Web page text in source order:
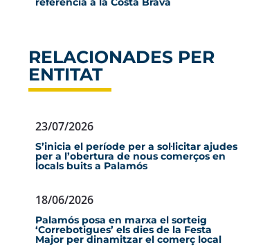
RELACIONADES PER
ENTITAT
23/07/2026
S’inicia el període per a sol·licitar ajudes
per a l’obertura de nous comerços en
locals buits a Palamós
18/06/2026
Palamós posa en marxa el sorteig
‘Correbotigues’ els dies de la Festa
Major per dinamitzar el comerç local